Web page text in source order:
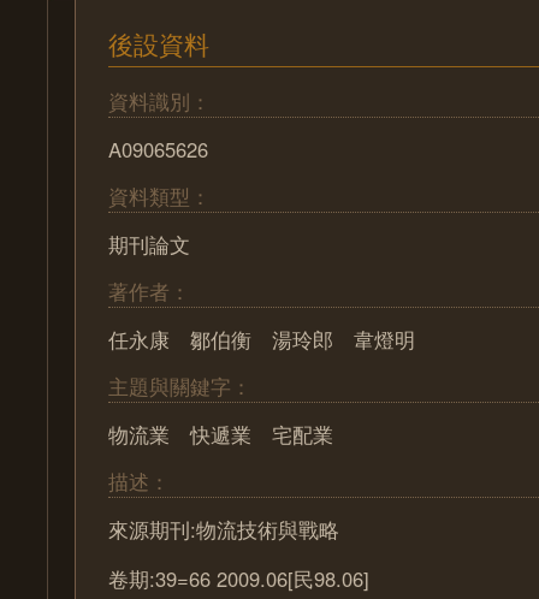
後設資料
資料識別：
A09065626
資料類型：
期刊論文
著作者：
任永康 鄒伯衡 湯玲郎 韋燈明
主題與關鍵字：
物流業 快遞業 宅配業
描述：
來源期刊:物流技術與戰略
卷期:39=66 2009.06[民98.06]